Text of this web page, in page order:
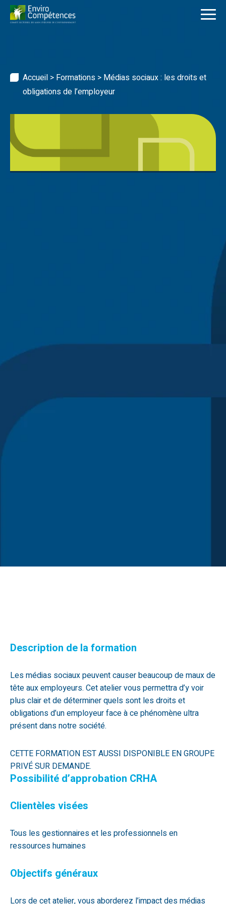
Skip
content
Accueil > Formations > Médias sociaux : les droits et
obligations de l’employeur
Description de la formation
Les médias sociaux peuvent causer beaucoup de maux de
tête aux employeurs. Cet atelier vous permettra d’y voir
plus clair et de déterminer quels sont les droits et
obligations d’un employeur face à ce phénomène ultra
présent dans notre société.
CETTE FORMATION EST AUSSI DISPONIBLE EN GROUPE
PRIVÉ SUR DEMANDE.
Possibilité d’approbation CRHA
Clientèles visées
Tous les gestionnaires et les professionnels en
ressources humaines
Objectifs généraux
Lors de cet atelier, vous aborderez l’impact des médias